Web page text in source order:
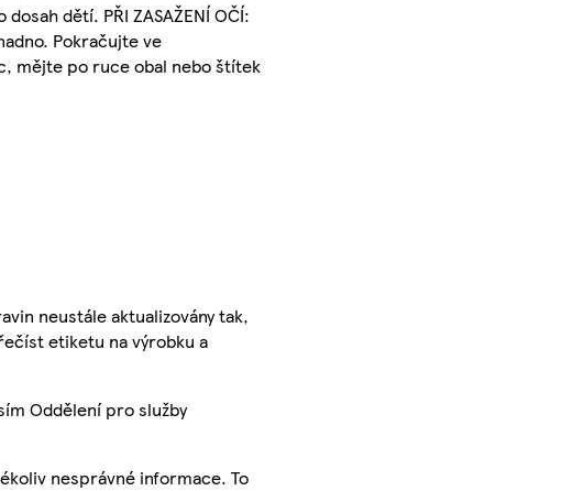
dětí. PŘI ZASAŽENÍ OČÍ:
Pokračujte ve
mějte po ruce obal nebo štítek
neustále aktualizovány tak,
etiketu na výrobku a
Oddělení pro služby
nesprávné informace. To